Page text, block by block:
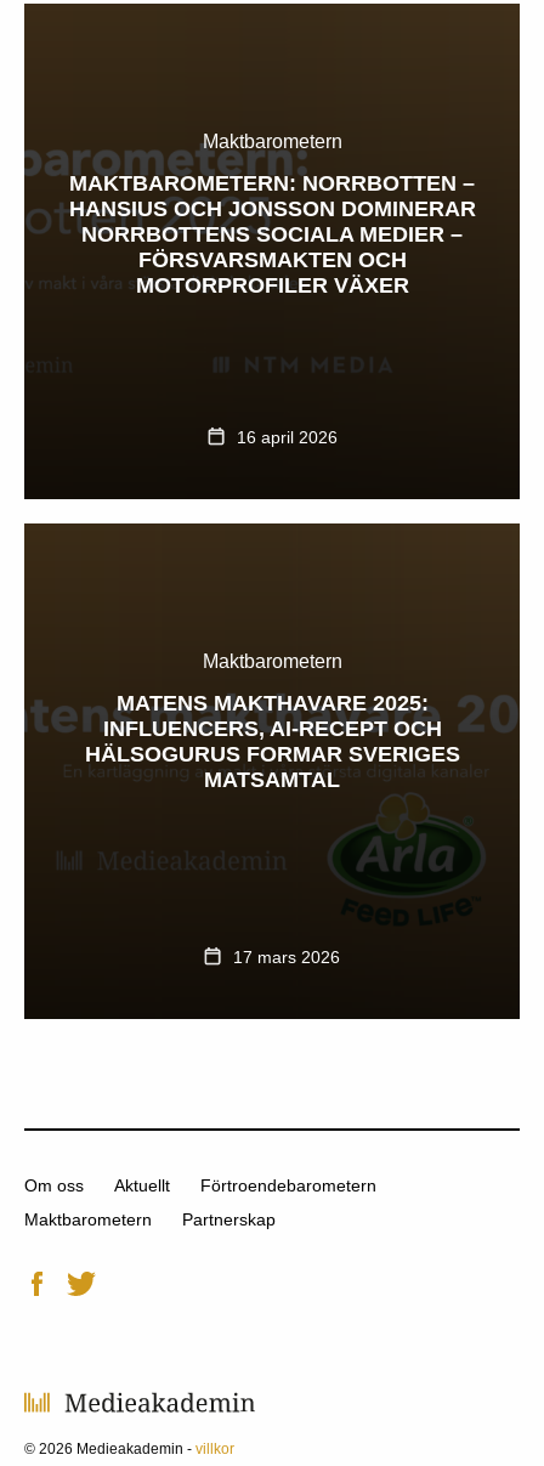
Maktbarometern
MAKTBAROMETERN: NORRBOTTEN –
HANSIUS OCH JONSSON DOMINERAR
NORRBOTTENS SOCIALA MEDIER –
FÖRSVARSMAKTEN OCH
MOTORPROFILER VÄXER
16 april 2026
Maktbarometern
MATENS MAKTHAVARE 2025:
INFLUENCERS, AI-RECEPT OCH
HÄLSOGURUS FORMAR SVERIGES
MATSAMTAL
17 mars 2026
Om oss Aktuellt
Förtroendebarometern
Maktbarometern
Partnerskap
© 2026 Medieakademin - villkor